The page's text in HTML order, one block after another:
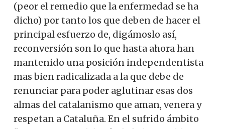
(peor el remedio que la enfermedad se ha
dicho) por tanto los que deben de hacer el
principal esfuerzo de, digámoslo así,
reconversión son lo que hasta ahora han
mantenido una posición independentista
mas bien radicalizada a la que debe de
renunciar para poder aglutinar esas dos
almas del catalanismo que aman, venera y
respetan a Cataluña. En el sufrido ámbito